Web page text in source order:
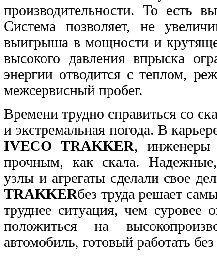
производительности. То есть
Система позволяет, не
выигрыша в мощности и
высокого давления впрыска
энергии отводится с теплом,
межсервисный пробег.
Времени трудно справиться со
и экстремальная погода. В
IVECO TRAKKER,
прочным, как скала.
узлы и агрегаты сделали свое
TRAKKERбез труда решает
труднее ситуация, чем суровее
положиться на
автомобиль, готовый работать